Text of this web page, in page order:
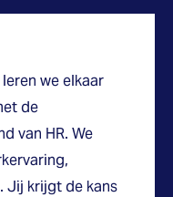
we elkaar
de
van HR. We
Jij krijgt de kans